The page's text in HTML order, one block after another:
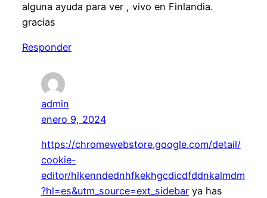
alguna ayuda para ver , vivo en Finlandia.
gracias
Responder
admin
enero 9, 2024
https://chromewebstore.google.com/detail/
cookie-
editor/hlkenndednhfkekhgcdicdfddnkalmdm
?hl=es&utm_source=ext_sidebarya has